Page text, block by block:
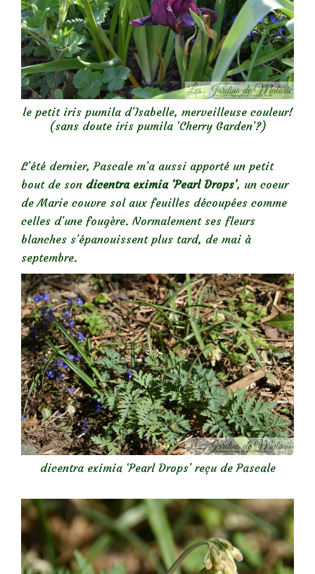
le petit iris pumila d’Isabelle, merveilleuse couleur!
(sans doute iris pumila ‘Cherry Garden’?)
L’été dernier, Pascale m’a aussi apporté un petit
bout de son dicentra eximia ‘Pearl Drops’, un coeur
de Marie couvre sol aux feuilles découpées comme
celles d’une fougère. Normalement ses fleurs
blanches s’épanouissent plus tard, de mai à
septembre.
dicentra eximia ‘Pearl Drops’ reçu de Pascale